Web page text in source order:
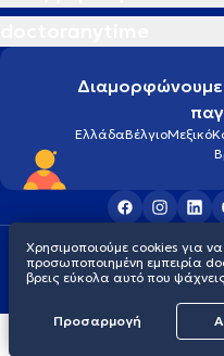
Διαμορφώνουμε
ΕλλάδαΒέλγιοΜεξικό
Οροι χρήσηςCookies
© 2026
Χρησιμοποιούμε cookies για
προσωποποιημένη εμπειρία
βρεις εύκολα αυτό που
Προσαρμογή